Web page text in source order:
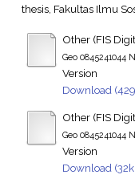
thesis, Fakultas Ilmu
Other (FIS
Geo 0845241044
Version
Download
Other (FIS
Geo 0845241044
Version
Download